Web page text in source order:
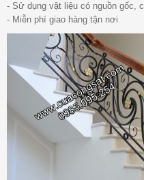
- Sử dụng vật liệu có nguồn gốc,
- Miễn phí giao hàng tận nơi